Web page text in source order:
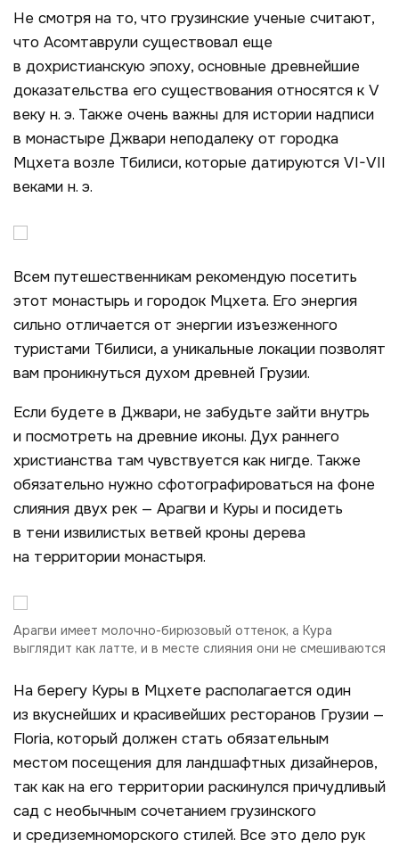
Не смотря на то, что грузинские ученые считают,
что Асомтаврули существовал еще
в дохристианскую эпоху, основные древнейшие
доказательства его существования относятся к V
веку н. э. Также очень важны для истории надписи
в монастыре Джвари неподалеку от городка
Мцхета возле Тбилиси, которые датируются VI-VII
веками н. э.
Всем путешественникам рекомендую посетить
этот монастырь и городок Мцхета. Его энергия
сильно отличается от энергии изъезженного
туристами Тбилиси, а уникальные локации позволят
вам проникнуться духом древней Грузии.
Если будете в Джвари, не забудьте зайти внутрь
и посмотреть на древние иконы. Дух раннего
христианства там чувствуется как нигде. Также
обязательно нужно сфотографироваться на фоне
слияния двух рек — Арагви и Куры и посидеть
в тени извилистых ветвей кроны дерева
на территории монастыря.
Арагви имеет молочно-бирюзовый оттенок, а Кура
выглядит как латте, и в месте слияния они не смешиваются
На берегу Куры в Мцхете располагается один
из вкуснейших и красивейших ресторанов Грузии —
Floria, который должен стать обязательным
местом посещения для ландшафтных дизайнеров,
так как на его территории раскинулся причудливый
сад с необычным сочетанием грузинского
и средиземноморского стилей. Все это дело рук